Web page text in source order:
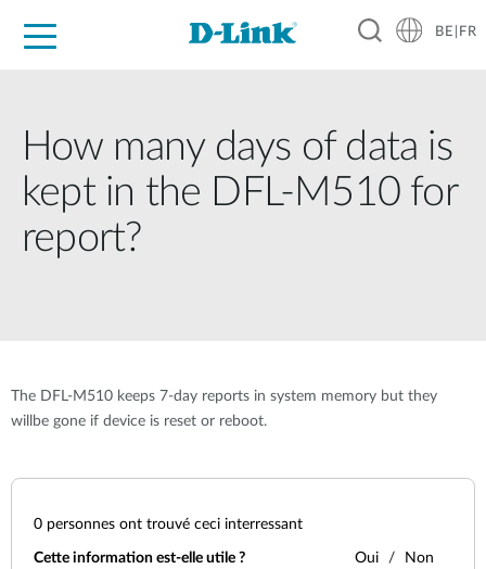
BE|FR
How many days of data is
kept in the DFL-M510 for
report?
The DFL-M510 keeps 7-day reports in system memory but they
willbe gone if device is reset or reboot.
0 personnes ont trouvé ceci interressant
Cette information est-elle utile ? Oui Non